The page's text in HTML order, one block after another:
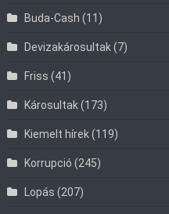
Buda-Cash (11)
Devizakárosultak(7)
Friss (41)
Károsultak(173)
Kiemelt hírek(119)
Korrupció (245)
Lopás (207)